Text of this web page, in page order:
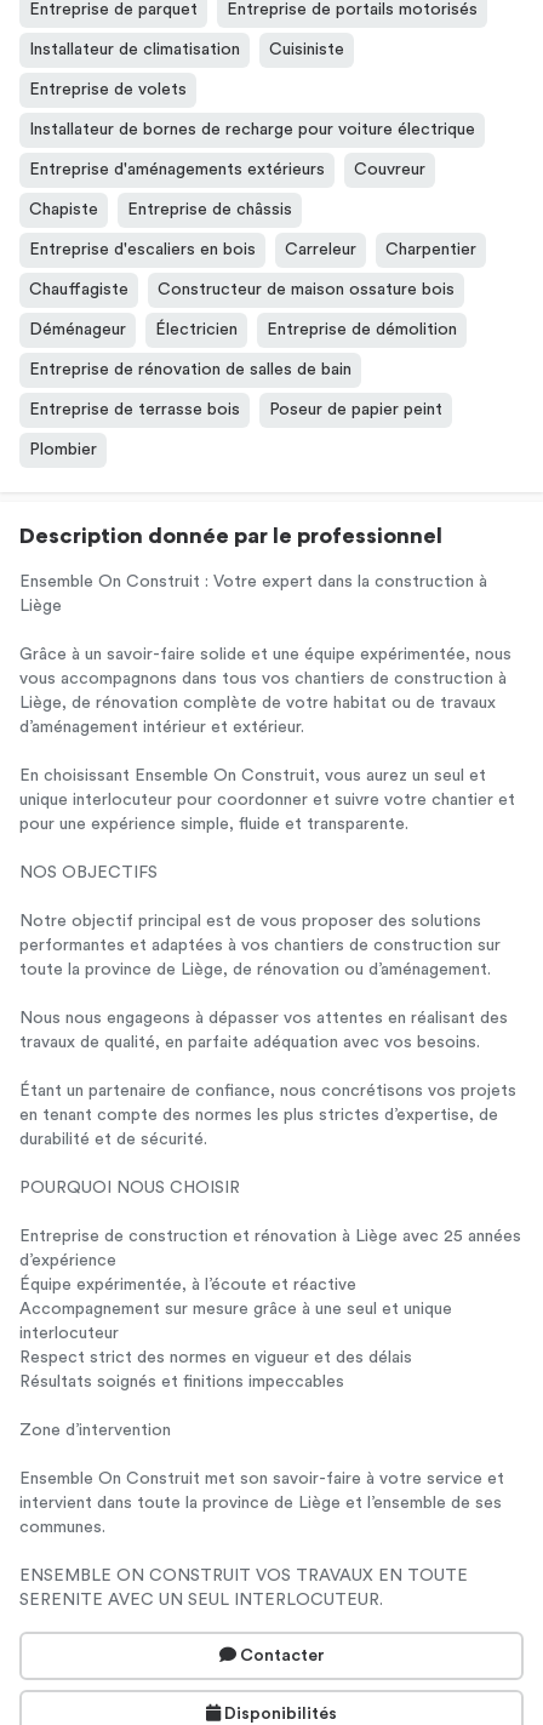
Entreprise de parquet Entreprise de portails motorisés
Installateur de climatisation Cuisiniste
Entreprise de volets
Installateur de bornes de recharge pour voiture électrique
Entreprise d'aménagements extérieurs Couvreur
Chapiste Entreprise de châssis
Entreprise d'escaliers en bois Carreleur Charpentier
Chauffagiste Constructeur de maison ossature bois
Déménageur Électricien Entreprise de démolition
Entreprise de rénovation de salles de bain
Entreprise de terrasse bois Poseur de papier peint
Plombier
Description donnée par le professionnel
Ensemble On Construit : Votre expert dans la construction à
Liège
Grâce à un savoir-faire solide et une équipe expérimentée, nous
vous accompagnons dans tous vos chantiers de construction à
Liège, de rénovation complète de votre habitat ou de travaux
d’aménagement intérieur et extérieur.
En choisissant Ensemble On Construit, vous aurez un seul et
unique interlocuteur pour coordonner et suivre votre chantier et
pour une expérience simple, fluide et transparente.
NOS OBJECTIFS
Notre objectif principal est de vous proposer des solutions
performantes et adaptées à vos chantiers de construction sur
toute la province de Liège, de rénovation ou d’aménagement.
Nous nous engageons à dépasser vos attentes en réalisant des
travaux de qualité, en parfaite adéquation avec vos besoins.
Étant un partenaire de confiance, nous concrétisons vos projets
en tenant compte des normes les plus strictes d’expertise, de
durabilité et de sécurité.
POURQUOI NOUS CHOISIR
Entreprise de construction et rénovation à Liège avec 25 années
d’expérience
Équipe expérimentée, à l’écoute et réactive
Accompagnement sur mesure grâce à une seul et unique
interlocuteur
Respect strict des normes en vigueur et des délais
Résultats soignés et finitions impeccables
Zone d’intervention
Ensemble On Construit met son savoir-faire à votre service et
intervient dans toute la province de Liège et l’ensemble de ses
communes.
ENSEMBLE ON CONSTRUIT VOS TRAVAUX EN TOUTE
SERENITE AVEC UN SEUL INTERLOCUTEUR.
Contacter
Disponibilités